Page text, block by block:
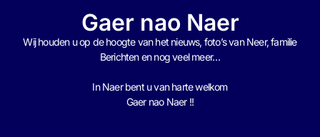
Gaer nao Naer
Wij houden u op de hoogte van het nieuws, foto’s van Neer, familie
Berichten en nog veel meer…
In Naer bent u van harte welkom
Gaer nao Naer !!